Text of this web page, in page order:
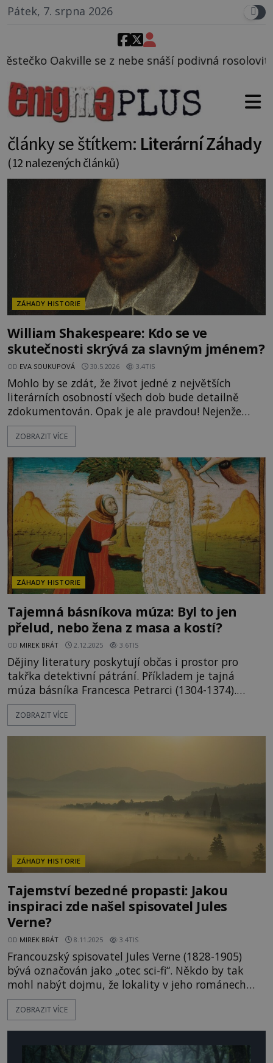
Pátek, 7. srpna 2026
snáší podivná rosolovitá látka neznámého
články se štítkem: Literární Záhady
(12 nalezených článků)
ZÁHADY HISTORIE
William Shakespeare: Kdo se ve
skutečnosti skrývá za slavným jménem?
OD EVA SOUKUPOVÁ 30.5.2026 3.4TIS
Mohlo by se zdát, že život jedné z největších
literárních osobností všech dob bude detailně
zdokumentován. Opak je ale pravdou! Nejenže
nikdo neví, jak vlastně proslulý autor
nesmrtelných divadelních her vypadal, je také dost
Kdo se tedy ve skutečnosti skrývá se za jménem
William Shakespeare? Pátrání v histori
ZOBRAZIT VÍCE
ZÁHADY HISTORIE
Tajemná básníkova múza: Byl to jen
přelud, nebo žena z masa a kostí?
OD MIREK BRÁT 2.12.2025 3.6TIS
Dějiny literatury poskytují občas i prostor pro
takřka detektivní pátrání. Příkladem je tajná
múza básníka Francesca Petrarci (1304-1374).
Jeden z prvních autorů renesanční literatury jí
věnoval stovky slavných sonetů. Už celá staletí se
ZOBRAZIT VÍCE
ZÁHADY HISTORIE
Tajemství bezedné propasti: Jakou
inspiraci zde našel spisovatel Jules
Verne?
OD MIREK BRÁT 8.11.2025 3.4TIS
Francouzský spisovatel Jules Verne (1828-1905)
bývá označován jako „otec sci-fi“. Někdo by tak
mohl nabýt dojmu, že lokality v jeho románech
jsou sevřené v hranicích vědecké fantastiky, tudíž
reálně neexistují. Je tomu skutečně tak? Verne se
dobrodružné příběhy.
ZOBRAZIT VÍCE